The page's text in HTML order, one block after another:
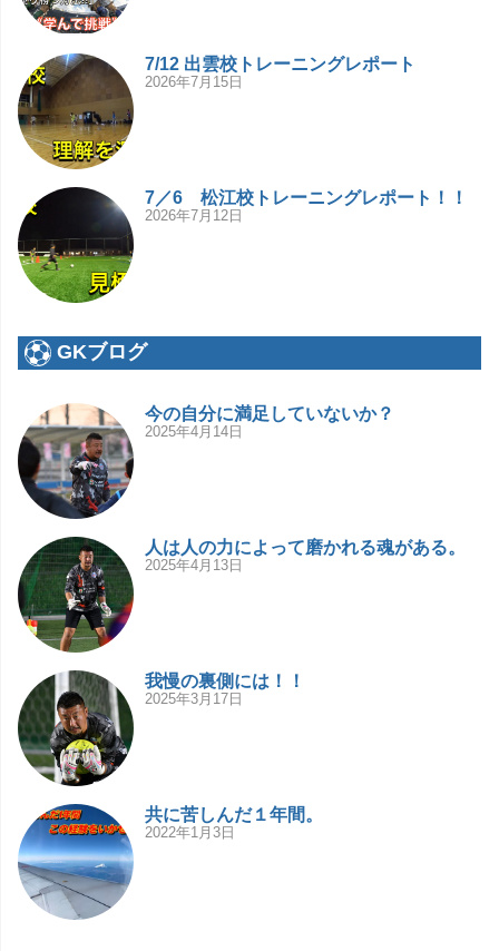
7/12 出雲校トレーニングレポート
2026年7月15日
7／6 松江校トレーニングレポート！！
2026年7月12日
GKブログ
今の自分に満足していないか？
2025年4月14日
人は人の力によって磨かれる魂がある。
2025年4月13日
我慢の裏側には！！
2025年3月17日
共に苦しんだ１年間。
2022年1月3日